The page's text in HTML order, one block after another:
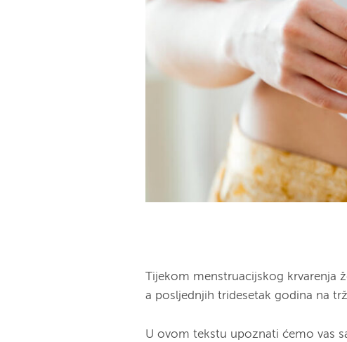
Tijekom menstruacijskog krvarenja
a posljednjih tridesetak godina na
U ovom tekstu upoznati ćemo vas